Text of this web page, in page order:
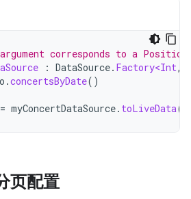
corresponds to a
: DataSource. Factory<Int,
.concertsByDate()
= myConcertDataSource. toLiveData(
页配置